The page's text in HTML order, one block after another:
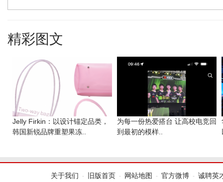
精彩图文
Jelly Firkin：以设计锚定品类，
韩国新锐品牌重塑果冻..
为每一份热爱搭台 让高校电竞回
到最初的模样..
关于我们 - 旧版首页 - 网站地图 - 官方微博 - 诚聘英